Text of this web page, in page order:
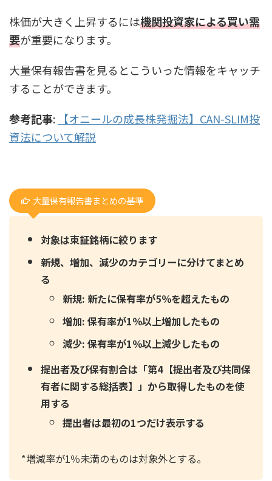
株価が大きく上昇するには機関投資家による買い需
要が重要になります。
大量保有報告書を見るとこういった情報をキャッチ
することができます。
参考記事:
【オニールの成長株発掘法】CAN-SLIM投
資法について解説
大量保有報告書まとめの基準
対象は東証銘柄に絞ります
新規、増加、減少のカテゴリーに分けてまとめ
る
新規: 新たに保有率が5％を超えたもの
増加: 保有率が1％以上増加したもの
減少: 保有率が1％以上減少したもの
提出者及び保有割合は「第4【提出者及び共同保
有者に関する総括表】」から取得したものを使
用する
提出者は最初の1つだけ表示する
*増減率が1％未満のものは対象外とする。